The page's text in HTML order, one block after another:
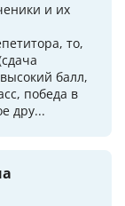
и их
то,
балл,
победа в
дру...